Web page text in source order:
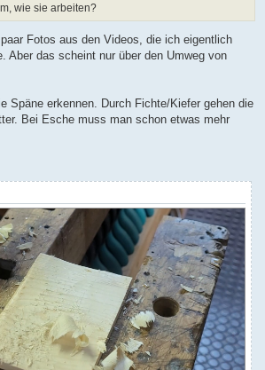
wie sie arbeiten?
Fotos aus den Videos, die ich eigentlich
Aber das scheint nur über den Umweg von
Späne erkennen. Durch Fichte/Kiefer gehen die
Bei Esche muss man schon etwas mehr